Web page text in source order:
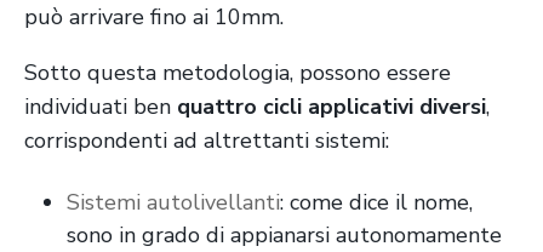
può arrivare fino ai 10mm.
Sotto questa metodologia, possono essere
individuati ben quattro cicli applicativi diversi,
corrispondenti ad altrettanti sistemi:
Sistemi autolivellanti: come dice il nome,
sono in grado di appianarsi autonomamente